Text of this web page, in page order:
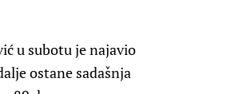
u subotu je najavio
ostane sadašnja